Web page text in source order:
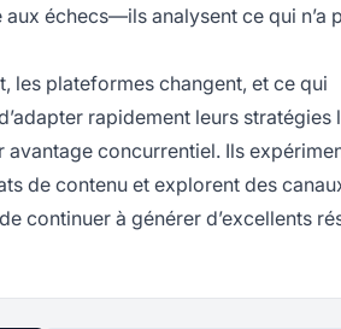
échecs—ils analysent ce qui n’a
les plateformes changent, et ce qui
rapidement leurs stratégies
concurrentiel. Ils
de contenu et explorent des
continuer à générer d’excellents